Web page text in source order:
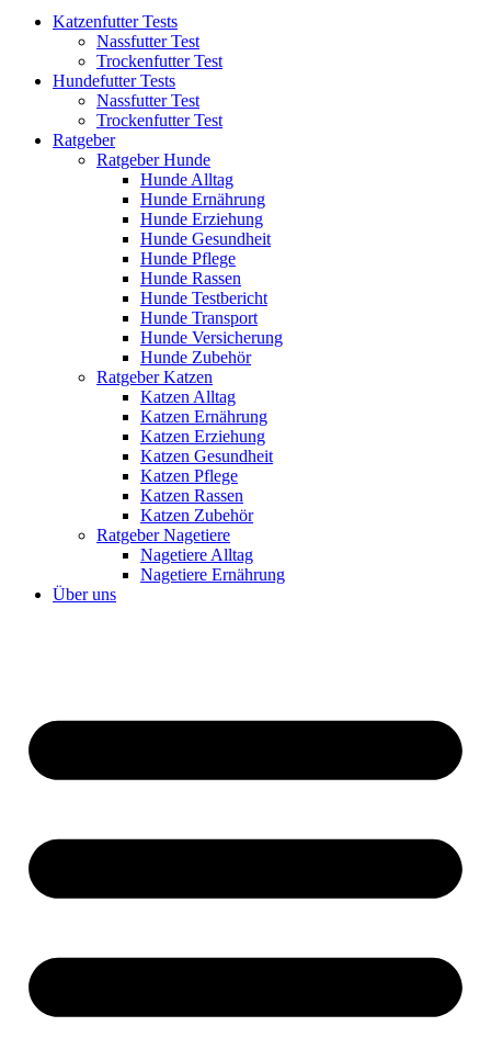
Katzenfutter Tests
Nassfutter Test
Trockenfutter Test
Hundefutter Tests
Nassfutter Test
Trockenfutter Test
Ratgeber
Ratgeber Hunde
Hunde Alltag
Hunde Ernährung
Hunde Erziehung
Hunde Gesundheit
Hunde Pflege
Hunde Rassen
Hunde Testbericht
Hunde Transport
Hunde Versicherung
Hunde Zubehör
Ratgeber Katzen
Katzen Alltag
Katzen Ernährung
Katzen Erziehung
Katzen Gesundheit
Katzen Pflege
Katzen Rassen
Katzen Zubehör
Ratgeber Nagetiere
Nagetiere Alltag
Nagetiere Ernährung
Über uns